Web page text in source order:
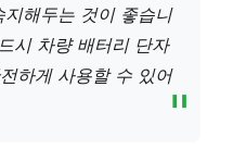
해두는 것이 좋습니
시 차량 배터리 단자
하게 사용할 수 있어